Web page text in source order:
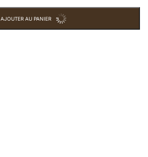
AJOUTER AU PANIER